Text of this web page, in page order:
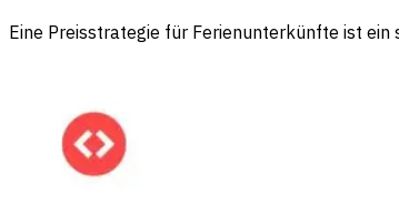
Eine Preisstrategie für Ferienunterkünfte ist